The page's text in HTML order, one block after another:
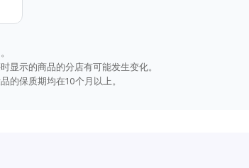
显示的商品的分店有可能发生变化。
的保质期均在10个月以上。